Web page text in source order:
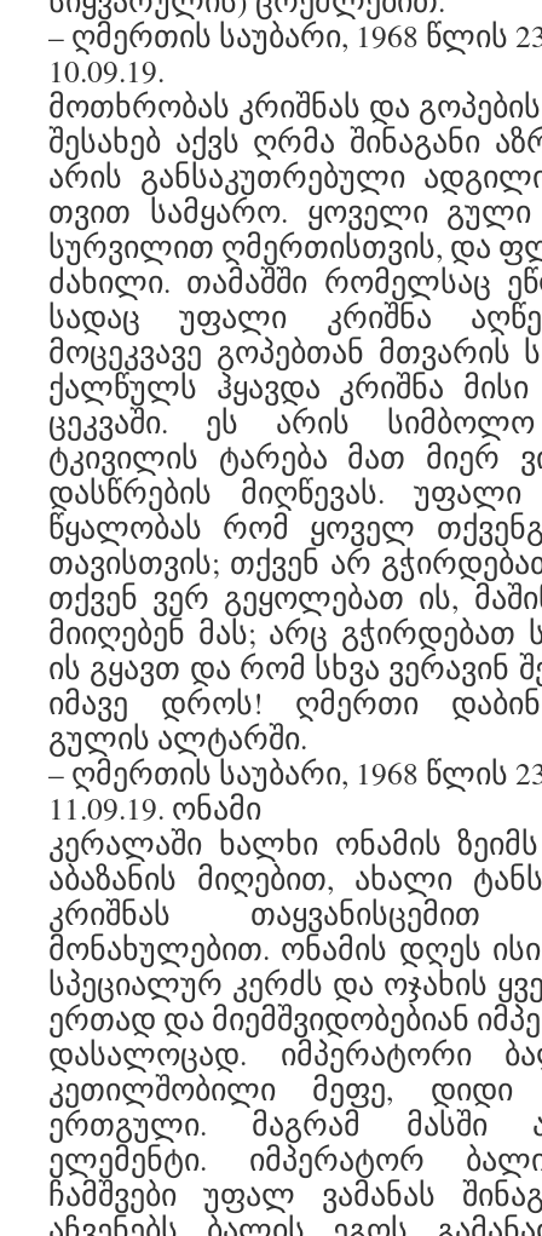
– ღმერთის საუბარი, 1968 წლის
10.09.19.
მოთხრობას კრიშნას და
შესახებ აქვს ღრმა შინაგანი
არის განსაკუთრებული
თვით სამყარო. ყოველი გული
სურვილით ღმერთისთვის, და
ძახილი. თამაშში რომელსაც
სადაც უფალი კრიშნა
მოცეკვავე გოპებთან მთვარის
ქალწულს ჰყავდა კრიშნა
ცეკვაში. ეს არის
ტკივილის ტარება მათ მიერ
დასწრების მიღწევას. უფალი
წყალობას რომ ყოველ
თავისთვის; თქვენ არ
თქვენ ვერ გეყოლებათ ის,
მიიღებენ მას; არც გჭირდებათ
ის გყავთ და რომ სხვა ვერავინ
იმავე დროს! ღმერთი
გულის ალტარში.
– ღმერთის საუბარი, 1968 წლის
11.09.19. ონამი
კერალაში ხალხი ონამის
აბაზანის მიღებით, ახალი
კრიშნას
მონახულებით. ონამის დღეს
სპეციალურ კერძს და ოჯახის
ერთად და მიემშვიდობებიან
დასალოცად. იმპერატორი
კეთილშობილი მეფე, დიდი
ერთგული. მაგრამ მასში
ელემენტი. იმპერატორ
ჩამშვები უფალ ვამანას